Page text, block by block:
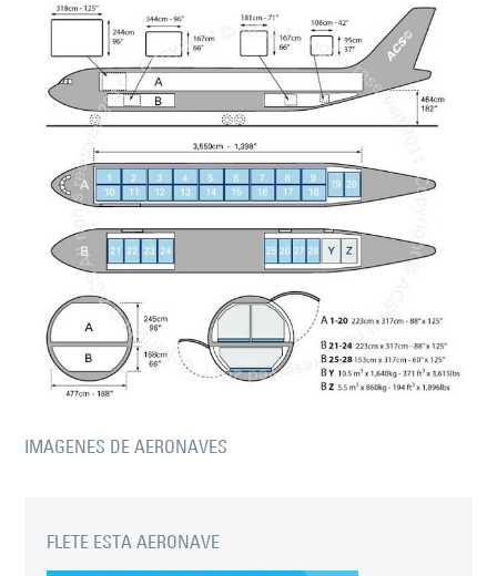
IMAGENES DE AERONAVES
FLETE ESTA AERONAVE